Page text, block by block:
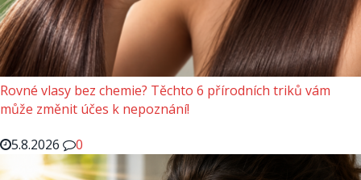
Rovné vlasy bez chemie? Těchto 6 přírodních triků vám
může změnit účes k nepoznání!
5.8.2026
0